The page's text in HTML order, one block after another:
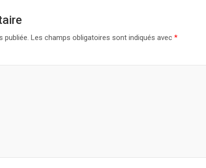
publiée. Les champs obligatoires sont indiqués avec *